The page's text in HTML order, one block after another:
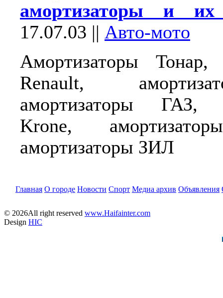
амортизаторы и их
17.07.03 || Авто-мото
Амортизаторы Тонар,
Renault,
амортизаторы ГАЗ,
Krone,
амортизаторы ЗИЛ
Главная О городе Новости Спорт Медиа архив Объявления
© 2026All right reserved www.Haifainter.com
Design HIC